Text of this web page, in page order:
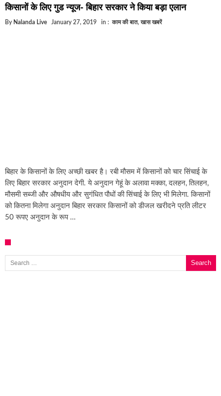
बिहार में एक और सिक्स लेन की मंजूरी.. जानिए किन-किन
किसानों के लिए गुड न्यूज- बिहार सरकार ने किया बड़ा एलान
By Nalanda Live January 27, 2019 in : काम की बात, खास खबरें
बिहार के किसानों के लिए अच्छी खबर है। रबी मौसम में किसानों को चार सिंचाई के
लिए बिहार सरकार अनुदान देगी. ये अनुदान गेहूं के अलावा मक्का, दलहन, तिलहन,
मौसमी सब्जी और औषधीय और सुगंधित पौधों की सिंचाई के लिए भी मिलेगा. किसानों
को कितना मिलेगा अनुदान बिहार सरकार किसानों को डीजल खरीदने प्रति लीटर
50 रूपए अनुदान के रूप …
Search for: